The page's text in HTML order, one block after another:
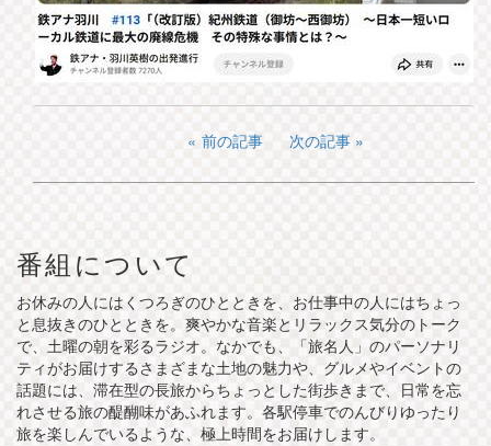
前の記事 次の記事
番組について
お休みの人にはくつろぎのひとときを、お仕事中の人にはちょっ
と息抜きのひとときを。爽やかな音楽とリラックス気分のトーク
で、土曜の朝を彩るラジオ。なかでも、「旅名人」のパーソナリ
ティがお届けするさまざまな土地の魅力や、グルメやイベントの
話題には、滞在型の長旅からちょっとした街歩きまで、日常を忘
れさせる旅の醍醐味があふれます。各駅停車でのんびりゆったり
旅を楽しんでいるような、極上時間をお届けします。